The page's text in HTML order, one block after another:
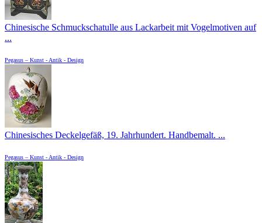
Chinesische Schmuckschatulle aus Lackarbeit mit Vogelmotiven auf
...
Pegasus – Kunst - Antik - Design
Chinesisches Deckelgefäß, 19. Jahrhundert. Handbemalt. ...
Pegasus – Kunst - Antik - Design